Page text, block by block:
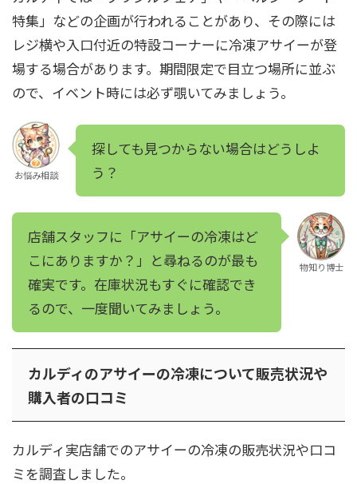
特集」などの企画が行われることがあり、その際には
レジ横や入口付近の特設コーナーに冷凍アサイーが登
場する場合があります。期間限定で目立つ場所に並ぶ
ので、イベント時には必ず覗いてみましょう。
お悩み相談
探しても見つからない場合はどうしよ
う？
店舗スタッフに「アサイーの冷凍はど
こにありますか？」と尋ねるのが最も
確実です。在庫状況もすぐに確認でき
るので、一度聞いてみましょう。
物知り博士
カルディのアサイーの冷凍について販売状況や
購入者の口コミ
カルディ実店舗でのアサイーの冷凍の販売状況や口コ
ミを調査しました。